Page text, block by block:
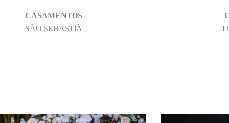
CASAMENTOS
SÃO SEBASTIÃ